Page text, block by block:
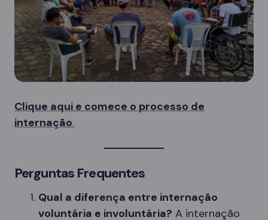
Clique aqui e comece o processo de
internação.
Perguntas Frequentes
Qual a diferença entre internação
voluntária e involuntária? A internação